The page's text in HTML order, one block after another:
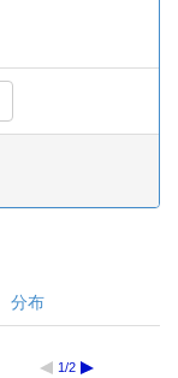
分布
1/2